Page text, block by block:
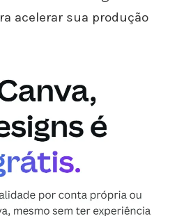
acelerar sua produção